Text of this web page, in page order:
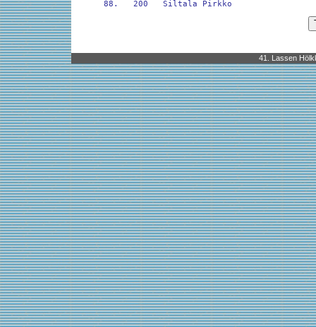
41. Lassen